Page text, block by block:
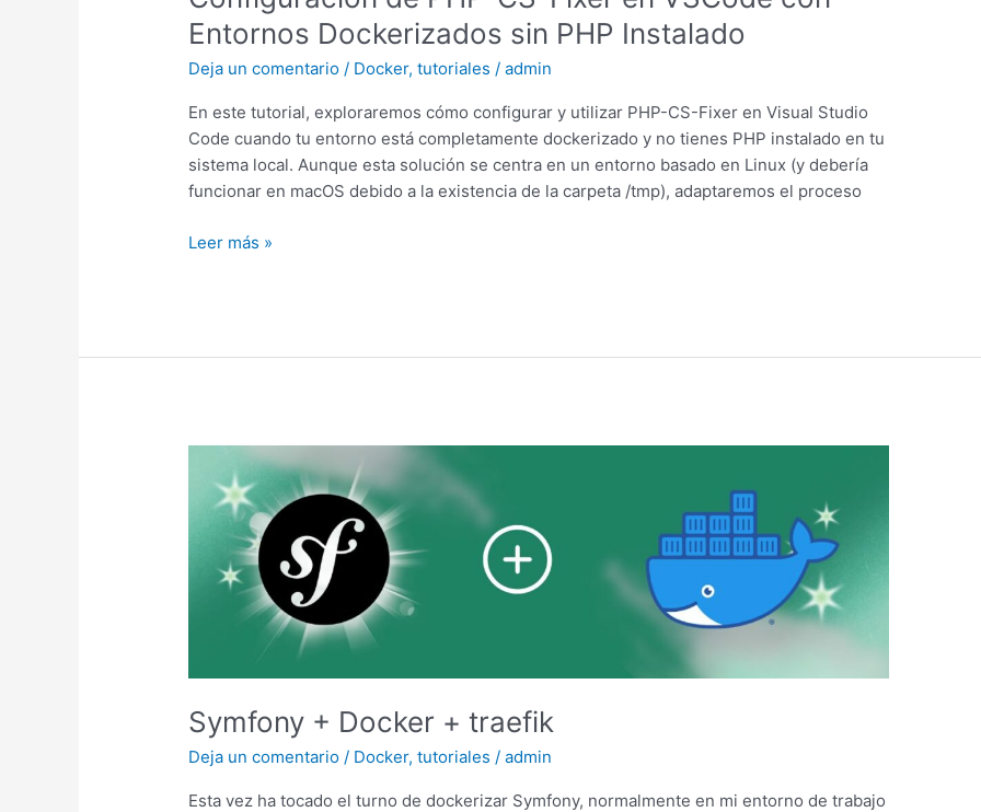
Entornos Dockerizados sin PHP Instalado
Deja un comentario / Docker,tutoriales /admin
En este tutorial, exploraremos cómo configurar y utilizar PHP-CS-Fixer en Visual Studio
Code cuando tu entorno está completamente dockerizado y no tienes PHP instalado en tu
sistema local. Aunque esta solución se centra en un entorno basado en Linux (y debería
funcionar en macOS debido a la existencia de la carpeta /tmp), adaptaremos el proceso
Configuración
Entornos
Dockerizados
Instalado
Leer más »
Symfony + Docker + traefik
Deja un comentario / Docker,tutoriales /admin
Esta vez ha tocado el turno de dockerizar Symfony, normalmente en mi entorno de trabajo